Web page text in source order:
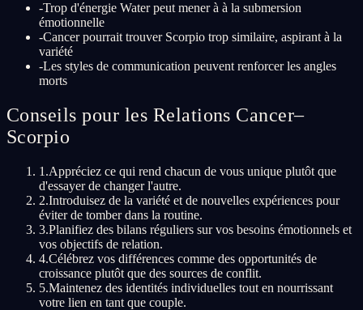
-Trop d'énergie Water peut mener à à la submersion
émotionnelle
-Cancer pourrait trouver Scorpio trop similaire, aspirant à la
variété
-Les styles de communication peuvent renforcer les angles
morts
Conseils pour les Relations Cancer–
Scorpio
1 .Appréciez ce qui rend chacun de vous unique plutôt que
d'essayer de changer l'autre.
2.Introduisez de la variété et de nouvelles expériences pour
éviter de tomber dans la routine.
3.Planifiez des bilans réguliers sur vos besoins émotionnels et
vos objectifs de relation.
4.Célébrez vos différences comme des opportunités de
croissance plutôt que des sources de conflit.
5.Maintenez des identités individuelles tout en nourrissant
votre lien en tant que couple.